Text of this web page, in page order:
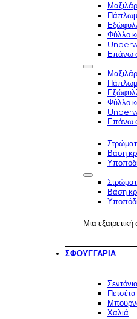
Φύλλο
Επάνω
Φύλλο
Επάνω
Βάση
Βάση
Μια
ΣΦΟΥΓΓΆΡΙΑ
Χαλιά